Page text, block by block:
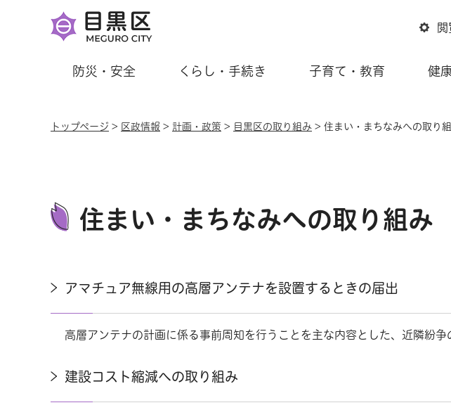
閲
防災・安全 くらし・手続き 子育て・教育 健
トップページ > 区政情報 > 計画・政策 > 目黒区の取り組み > 住まい・まちなみへの取り
住まい・まちなみへの取り組み
アマチュア無線用の高層アンテナを設置するときの届出
高層アンテナの計画に係る事前周知を行うことを主な内容とした、近隣紛争
建設コスト縮減への取り組み